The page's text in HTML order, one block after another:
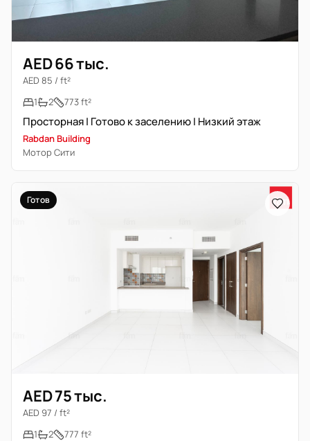
AED 66 тыс.
AED 85 / ft²
1
2 773 ft²
Просторная | Готово к заселению | Низкий этаж
Rabdan Building
Мотор Сити
Готов
AED 75 тыс.
AED 97 / ft²
1
2 777 ft²